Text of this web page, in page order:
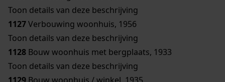
Toon details van deze beschrijving
1127Verbouwing woonhuis, 1956
Toon details van deze beschrijving
1128 Bouw woonhuis met bergplaats, 1933
Toon details van deze beschrijving